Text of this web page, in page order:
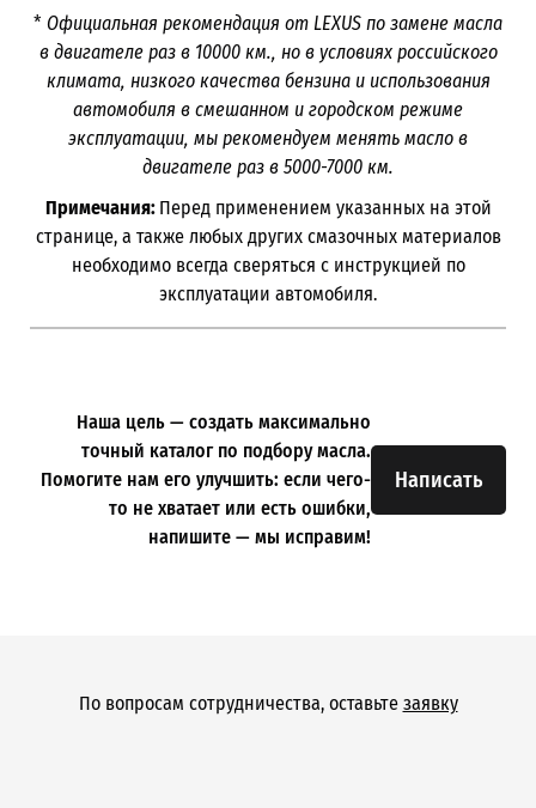
* Официальная рекомендация от LEXUS по замене масла
в двигателе раз в 10000 км., но в условиях российского
климата, низкого качества бензина и использования
автомобиля в смешанном и городском режиме
эксплуатации, мы рекомендуем менять масло в
двигателе раз в 5000-7000 км.
Примечания: Перед применением указанных на этой
странице, а также любых других смазочных материалов
необходимо всегда сверяться с инструкцией по
эксплуатации автомобиля.
Написать
Наша цель — создать максимально
точный каталог по подбору масла.
Помогите нам его улучшить: если чего-
то не хватает или есть ошибки,
напишите — мы исправим!
По вопросам сотрудничества, оставьте заявку